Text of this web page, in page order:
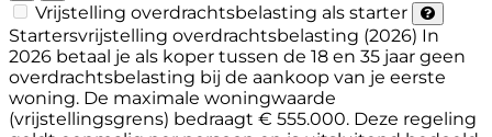
Vrijstelling overdrachtsbelasting als starter
Startersvrijstelling overdrachtsbelasting (2026) In
2026 betaal je als koper tussen de 18 en 35 jaar geen
overdrachtsbelasting bij de aankoop van je eerste
woning. De maximale woningwaarde
(vrijstellingsgrens) bedraagt € 555.000. Deze regeling